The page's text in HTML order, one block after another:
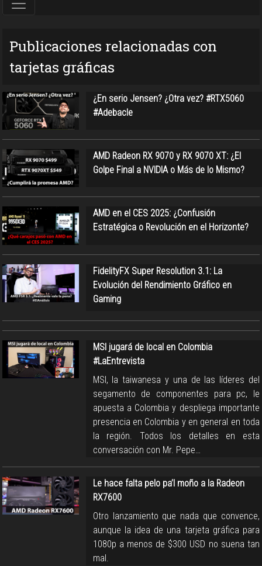
Publicaciones relacionadas con
tarjetas gráficas
¿En serio Jensen? ¿Otra vez? #RTX5060
#Adebacle
AMD Radeon RX 9070 y RX 9070 XT: ¿El
Golpe Final a NVIDIA o Más de lo Mismo?
AMD en el CES 2025: ¿Confusión
Estratégica o Revolución en el Horizonte?
FidelityFX Super Resolution 3.1: La
Evolución del Rendimiento Gráfico en
Gaming
MSI jugará de local en Colombia
#LaEntrevista
MSI, la taiwanesa y una de las líderes del
segamento de componentes para pc, le
apuesta a Colombia y despliega importante
presencia en Colombia y en general en toda
la región. Todos los detalles en esta
conversación con Mr. Pepe…
Le hace falta pelo pa’l moño a la Radeon
RX7600
Otro lanzamiento que nada que convence,
aunque la idea de una tarjeta gráfica para
1080p a menos de $300 USD no suena tan
mal.